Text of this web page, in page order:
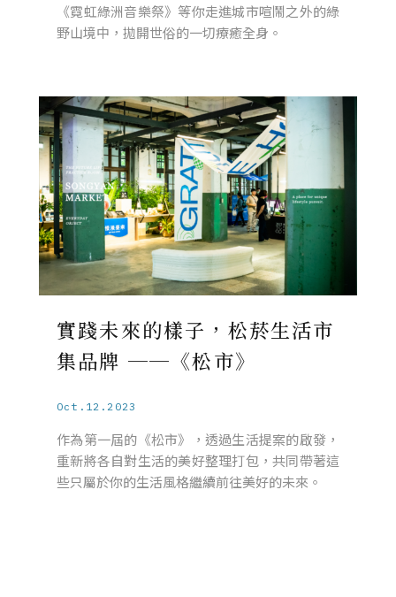
《霓虹綠洲音樂祭》等你走進城市喧鬧之外的綠
野山境中，拋開世俗的一切療癒全身。
實踐未來的樣子，松菸生活市
集品牌 ──《松市》
Oct.12.2023
作為第一屆的《松市》，透過生活提案的啟發，
重新將各自對生活的美好整理打包，共同帶著這
些只屬於你的生活風格繼續前往美好的未來。